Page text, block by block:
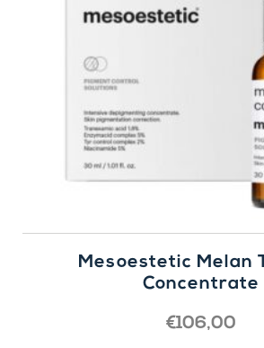
Mesoestetic Melan
Concentrate
€106,00